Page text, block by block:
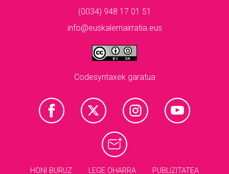
(0034) 948 17 01 51
info@euskalerriairratia.eus
Codesyntaxek garatua
HONI BURUZ LEGE OHARRA PUBLIZITATEA